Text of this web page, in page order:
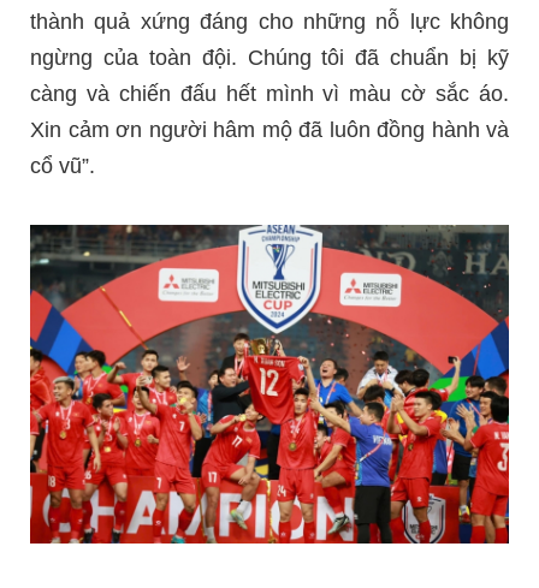
thành quả xứng đáng cho những nỗ lực không
ngừng của toàn đội. Chúng tôi đã chuẩn bị kỹ
càng và chiến đấu hết mình vì màu cờ sắc áo.
Xin cảm ơn người hâm mộ đã luôn đồng hành và
cổ vũ”.